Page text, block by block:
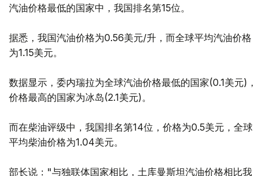
汽油价格最低的国家中，我国排名第15位。
据悉，我国汽油价格为0.56美元/升，而全球平均汽油价格
为1.15美元。
数据显示，委内瑞拉为全球汽油价格最低的国家(0.1美元)，
价格最高的国家为冰岛(2.1美元)。
而在柴油评级中，我国排名第14位，价格为0.5美元，全球
平均柴油价格为1.04美元。
部长说："与独联体国家相比，土库曼斯坦汽油价格相比我